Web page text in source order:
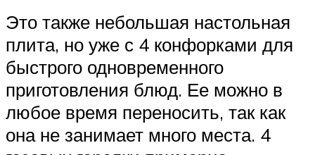
Это также небольшая настольная
плита, но уже с 4 конфорками для
быстрого одновременного
приготовления блюд. Ее можно в
любое время переносить, так как
она не занимает много места. 4